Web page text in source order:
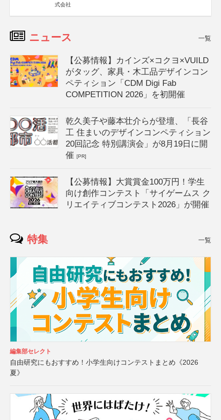
式会社
ニュース 一覧
【公募情報】カインズ×コクヨ×VUILD
がタッグ、家具・木工品デザインコン
ペティション「CDM Digi Fab
COMPETITION 2026」を初開催
乾久美子や藤本壮介らが登壇、「長谷
工 住まいのデザインコンペティション
20回記念 特別講演会」が8月19日に開
催[PR]
【公募情報】大賞賞金100万円！学生
向け創作コンテスト「サイゲームス ク
リエイティブコンテスト2026」が開催
特集 一覧
編集部セレクト
自由研究にもおすすめ！小学生向けコンテストまとめ《2026
夏》